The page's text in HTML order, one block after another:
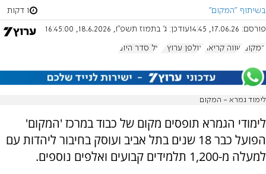
בשיתוף "המקום" 1 דקות
פורסם: 17.06.26, 14:45 עודכן: ג' בתמוז תשפ"ו, 18.6.2026, 16:45:00
המקום שווה קריאה אולפן ערוץ 7 על סדר היום
לימוד גמרא - המקום
לימודי הגמרא תופסים מקום של כבוד במרכז 'המקום'
הפועל כבר 18 שנים בתל אביב ועוסק בחיבור ליהדות עם
למעלה מ-1,200 תלמידים קבועים ואלפים נוספים.